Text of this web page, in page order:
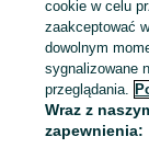
sprzedającym
Zaloguj się /
cookie w celu
zaakceptować
dowolnym
sygnalizowane
przeglądania.
Wraz z
zapewnienia: